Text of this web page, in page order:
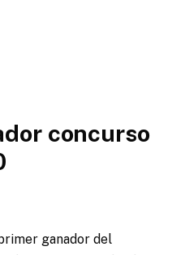
concurso
ganador del